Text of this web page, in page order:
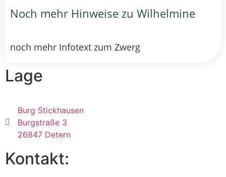
Noch mehr Hinweise zu Wilhelmine
noch mehr Infotext zum Zwerg
Lage
Burg Stickhausen
Burgstraße 3
26847 Detern
Kontakt: